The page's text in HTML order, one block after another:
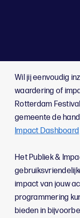
Wil jij eenvoudig
waardering of
Rotterdam
gemeente de
Impact Dashboard
Het Publiek &
impact van jouw
programmering
bieden in